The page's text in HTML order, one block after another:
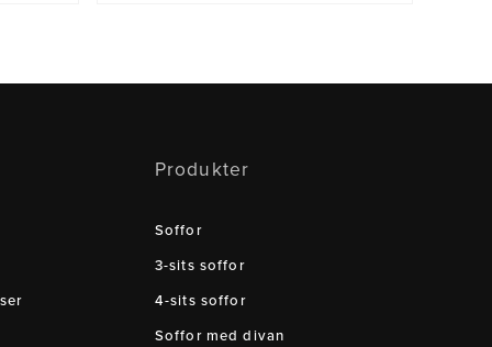
Produkter
Soffor
3-sits soffor
4-sits soffor
Soffor med divan